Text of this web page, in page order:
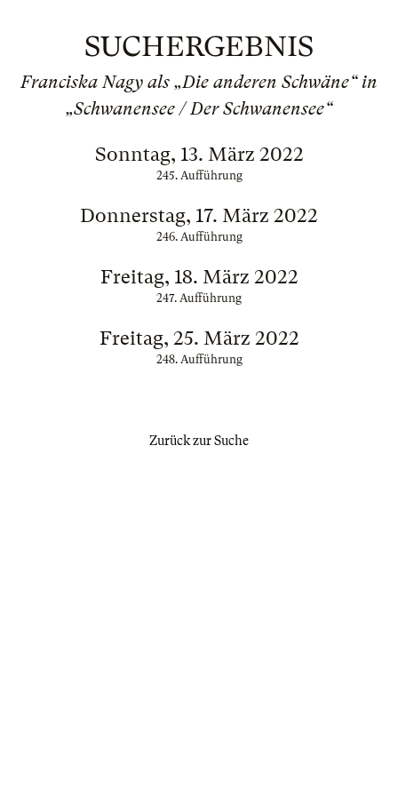
SUCHERGEBNIS
Franciska Nagy als „Die anderen Schwäne“ in
„Schwanensee / Der Schwanensee“
Sonntag, 13. März 2022
245. Aufführung
Donnerstag, 17. März 2022
246. Aufführung
Freitag, 18. März 2022
247. Aufführung
Freitag, 25. März 2022
248. Aufführung
Zurück zur Suche